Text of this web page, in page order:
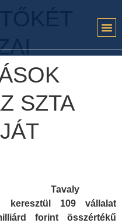
SZTA
Tavaly
keresztül 109 vállalat
forint összértékű